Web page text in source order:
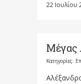
22 Ιουλίου
Μέγας
Κατηγορίες: